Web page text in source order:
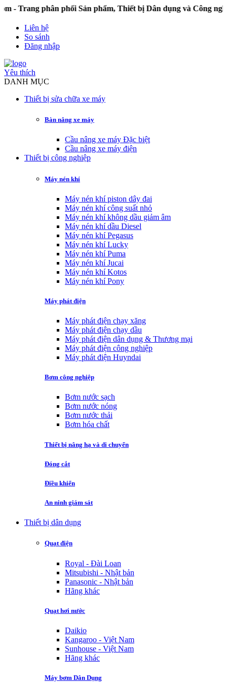
phân phối Sản phẩm, Thiết bị Dân dụng và Công nghiệp -
Liên hệ
So sánh
Đăng nhập
Yêu thích
DANH MỤC
Thiết bị sửa chữa xe máy
Bàn nâng xe máy
Cầu nâng xe máy Đặc biệt
Cầu nâng xe máy điện
Thiết bị công nghiệp
Máy nén khí
Máy nén khí piston dây đai
Máy nén khí công suất nhỏ
Máy nén khí không dầu giảm âm
Máy nén khí dầu Diesel
Máy nén khí Pegasus
Máy nén khí Lucky
Máy nén khí Puma
Máy nén khí Jucai
Máy nén khí Kotos
Máy nén khí Pony
Máy phát điện
Máy phát điện chạy xăng
Máy phát điện chạy dầu
Máy phát điện dân dụng & Thương mại
Máy phát điện công nghiệp
Máy phát điện Huyndai
Bơm công nghiệp
Bơm nước sạch
Bơm nước nóng
Bơm nước thải
Bơm hóa chất
Thiết bị nâng hạ và di chuyển
Đóng cắt
Điều khiển
An ninh giám sát
Thiết bị dân dụng
Quạt điện
Royal - Đài Loan
Mitsubishi - Nhật bản
Panasonic - Nhật bản
Hãng khác
Quạt hơi nước
Daikio
Kangaroo - Việt Nam
Sunhouse - Việt Nam
Hãng khác
Máy bơm Dân Dụng